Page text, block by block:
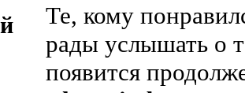
Те, кому
рады услышать о
появится